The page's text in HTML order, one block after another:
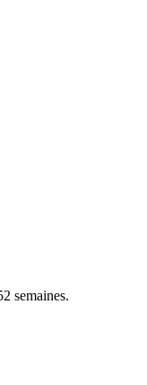
semaines.